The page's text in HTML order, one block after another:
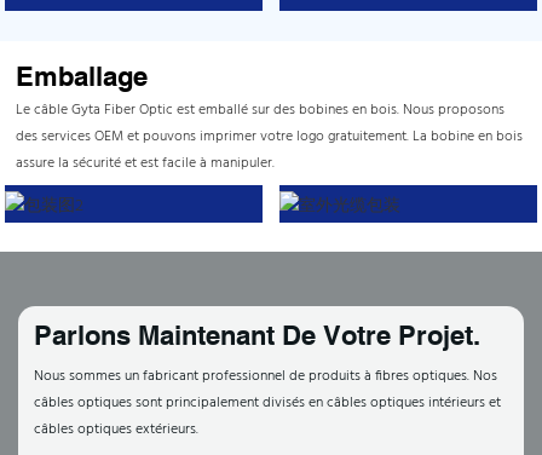
Emballage
Le câble Gyta Fiber Optic est emballé sur des bobines en bois. Nous proposons
des services OEM et pouvons imprimer votre logo gratuitement. La bobine en bois
assure la sécurité et est facile à manipuler.
Parlons Maintenant De Votre Projet.
Nous sommes un fabricant professionnel de produits à fibres optiques. Nos
câbles optiques sont principalement divisés en câbles optiques intérieurs et
câbles optiques extérieurs.